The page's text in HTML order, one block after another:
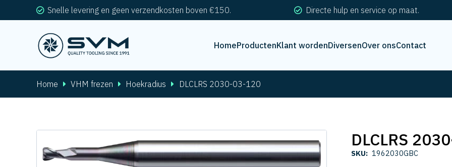
Snelle levering en geen verzendkosten boven €150. Directe hulp en service op maat.
HomeProductenKlant wordenDiversenOver onsContact
Home VHM frezen Hoekradius DLCLRS 2030-03-120
DLCLRS
SKU: 1962030GBC